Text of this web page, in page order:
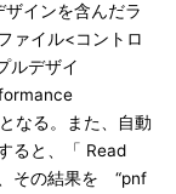
インを含んだラ
ァイル<コントロ
ルデザイ
なる。また、自動
ると、「 Read
その結果を “pnf